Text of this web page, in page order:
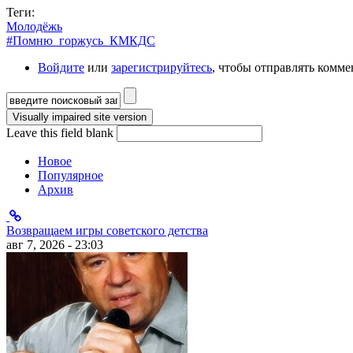
Теги:
Молодёжь
#Помню_горжусь_КМКДС
Войдите или зарегистрируйтесь, чтобы отправлять
Форма поиска
Leave this field blank
Новое
Популярное
Архив
Возвращаем игры советского детства
авг 7, 2026 - 23:03